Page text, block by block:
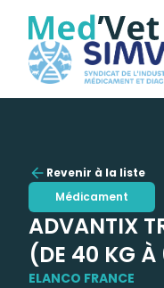
Revenir à la liste
Médicament
ADVANTIX
(DE 40 KG
ELANCO FRANCE